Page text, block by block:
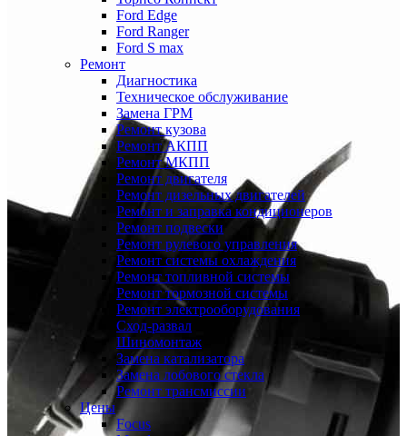
Ford Edge
Ford Ranger
Ford S max
Ремонт
Диагностика
Техническое обслуживание
Замена ГРМ
Ремонт кузова
Ремонт АКПП
Ремонт МКПП
Ремонт двигателя
Ремонт дизельных двигателей
Ремонт и заправка кондиционеров
Ремонт подвески
Ремонт рулевого управления
Ремонт системы охлаждения
Ремонт топливной системы
Ремонт тормозной системы
Ремонт электрооборудования
Сход-развал
Шиномонтаж
Замена катализатора
Замена лобового стекла
Ремонт трансмиссии
Цены
Focus